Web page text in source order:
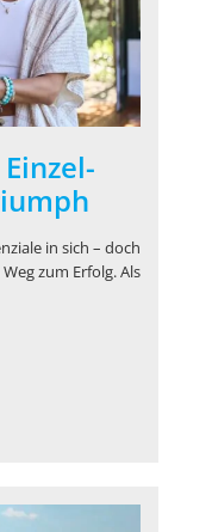
in sich – doch
zum Erfolg. Als